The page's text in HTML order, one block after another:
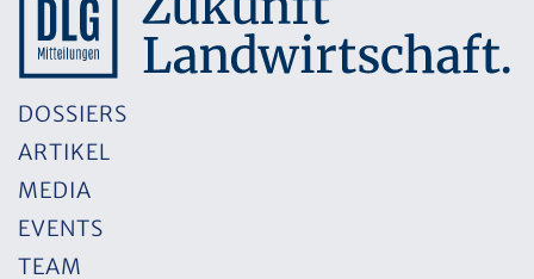
DOSSIERS
ARTIKEL
MEDIA
EVENTS
TEAM